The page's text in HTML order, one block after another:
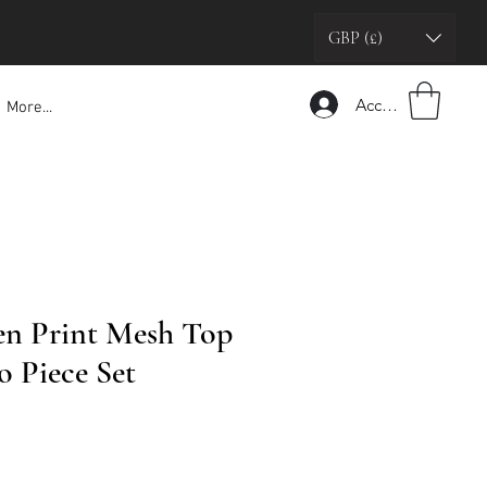
GBP (£)
More... Accedi
Print Mesh Top
Piece Set